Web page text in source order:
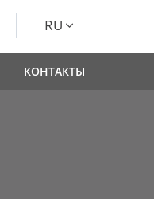
RU
КОНТАКТЫ